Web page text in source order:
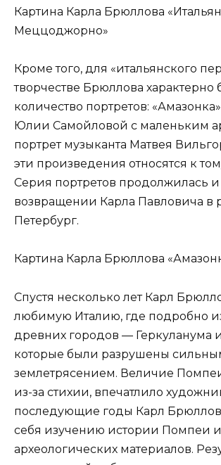
Картина Карла Брюллова
Меццоджорно»
Кроме того, для «итальянского
творчестве Брюллова характерно
количество портретов:
Юлии Самойловой с маленьким
портрет музыканта Матвея
эти произведения относятся к
Серия портретов продолжилась и
возвращении Карла Павловича в
Петербург.
Картина Карла Брюллова
Спустя несколько лет Карл
любимую Италию, где подробно
древних городов — Геркуланума
которые были разрушены
землетрясением. Величие
из-за стихии, впечатлило
последующие годы Карл Брюллов
себя изучению истории Помпеи и
археологических материалов.